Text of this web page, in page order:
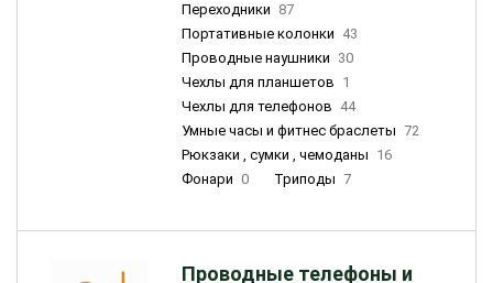
Переходники 87
Портативные колонки 43
Проводные наушники 30
Чехлы для планшетов 1
Чехлы для телефонов 44
Умные часы и фитнес браслеты 72
Рюкзаки , сумки , чемоданы 16
Фонари 0 Триподы 7
Проводные телефоны и